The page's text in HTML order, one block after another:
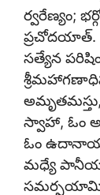
ర్వరేణ్యం;
ప్రచోదయాత్.
సత్యేన
స్వాహా, ఓం
ఓం
మధ్యే
సమర్పయామి